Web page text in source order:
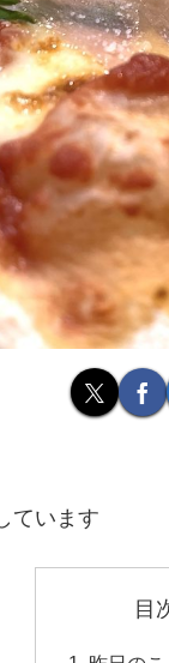
ています
目